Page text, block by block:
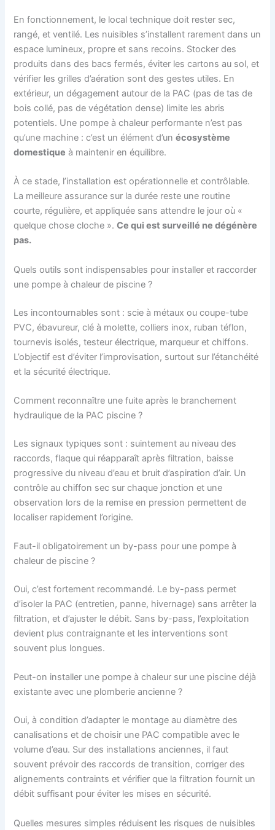
En fonctionnement, le local technique doit rester sec,
rangé, et ventilé. Les nuisibles s’installent rarement dans un
espace lumineux, propre et sans recoins. Stocker des
produits dans des bacs fermés, éviter les cartons au sol, et
vérifier les grilles d’aération sont des gestes utiles. En
extérieur, un dégagement autour de la PAC (pas de tas de
bois collé, pas de végétation dense) limite les abris
potentiels. Une pompe à chaleur performante n’est pas
qu’une machine : c’est un élément d’unécosystème
domestique à maintenir en équilibre.
À ce stade, l’installation est opérationnelle et contrôlable.
La meilleure assurance sur la durée reste une routine
courte, régulière, et appliquée sans attendre le jour où «
quelque chose cloche ».Ce qui est surveillé ne dégénère
pas.
Quels outils sont indispensables pour installer et raccorder
une pompe à chaleur de piscine ?
Les incontournables sont : scie à métaux ou coupe-tube
PVC, ébavureur, clé à molette, colliers inox, ruban téflon,
tournevis isolés, testeur électrique, marqueur et chiffons.
L’objectif est d’éviter l’improvisation, surtout sur l’étanchéité
et la sécurité électrique.
Comment reconnaître une fuite après le branchement
hydraulique de la PAC piscine ?
Les signaux typiques sont : suintement au niveau des
raccords, flaque qui réapparaît après filtration, baisse
progressive du niveau d’eau et bruit d’aspiration d’air. Un
contrôle au chiffon sec sur chaque jonction et une
observation lors de la remise en pression permettent de
localiser rapidement l’origine.
Faut-il obligatoirement un by-pass pour une pompe à
chaleur de piscine ?
Oui, c’est fortement recommandé. Le by-pass permet
d’isoler la PAC (entretien, panne, hivernage) sans arrêter la
filtration, et d’ajuster le débit. Sans by-pass, l’exploitation
devient plus contraignante et les interventions sont
souvent plus longues.
Peut-on installer une pompe à chaleur sur une piscine déjà
existante avec une plomberie ancienne ?
Oui, à condition d’adapter le montage au diamètre des
canalisations et de choisir une PAC compatible avec le
volume d’eau. Sur des installations anciennes, il faut
souvent prévoir des raccords de transition, corriger des
alignements contraints et vérifier que la filtration fournit un
débit suffisant pour éviter les mises en sécurité.
Quelles mesures simples réduisent les risques de nuisibles